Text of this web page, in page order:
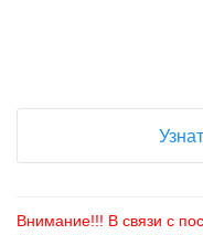
Внимание!!! В связи с